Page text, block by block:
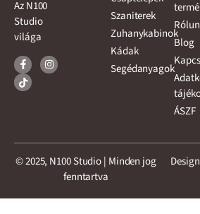
Az N100
Studio
világa
Szaniterek
Zuhanykabinok
Kádak
Segédanyagok
Blog
ÁSZF
© 2025, N100 Studio | Minden jog
fenntartva